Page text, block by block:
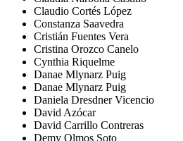
Claudio Cortés López
Constanza Saavedra
Cristián Fuentes Vera
Cristina Orozco Canelo
Cynthia Riquelme
Danae Mlynarz Puig
Danae Mlynarz Puig
Daniela Dresdner Vicencio
David Azócar
David Carrillo Contreras
Demy Olmos Soto